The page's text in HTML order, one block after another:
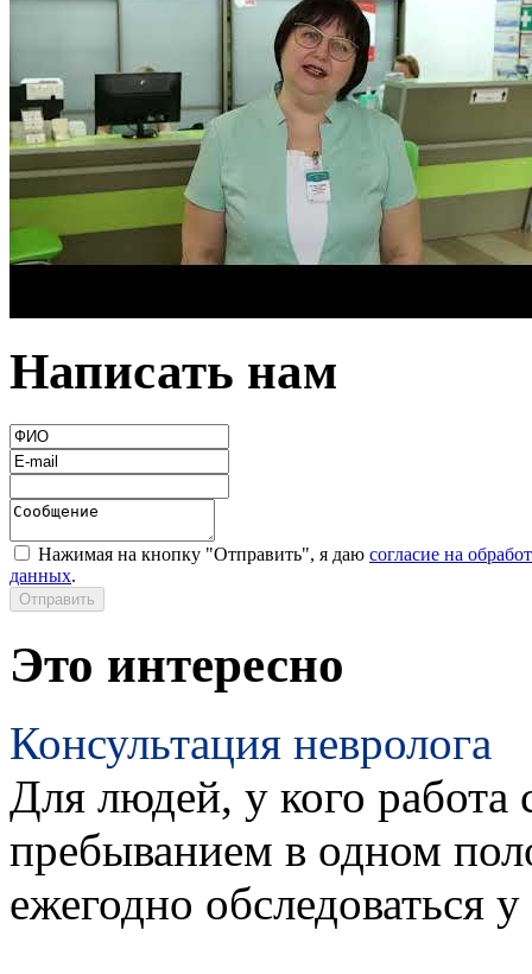
Написать нам
Нажимая на кнопку "Отправить", я даю согласие на
данных.
Это интересно
Консультация невролога
Для людей, у кого работа
пребыванием в одном
ежегодно обследоваться